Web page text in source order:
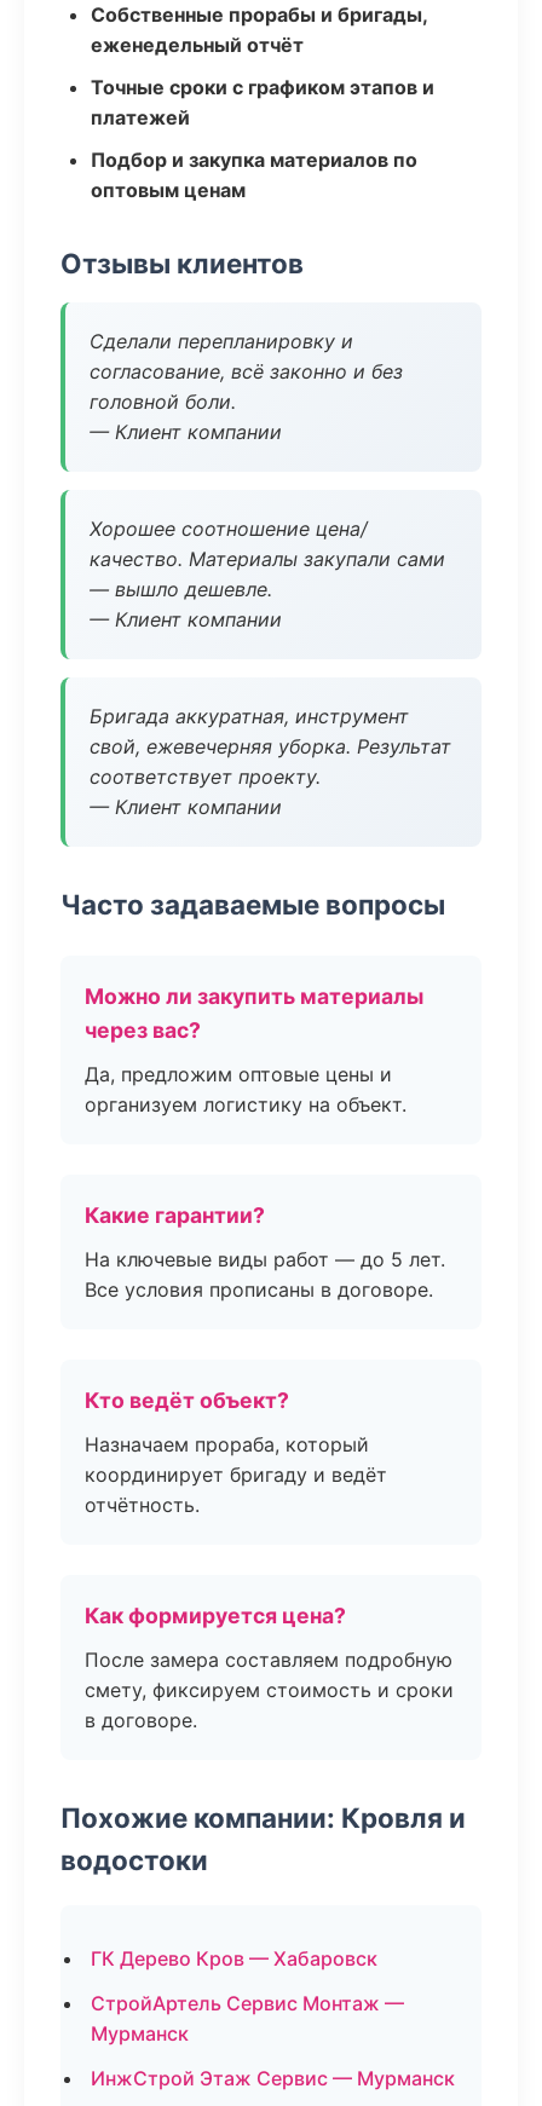
Собственные прорабы и бригады,
еженедельный отчёт
Точные сроки с графиком этапов и
платежей
Подбор и закупка материалов по
оптовым ценам
Отзывы клиентов
Сделали перепланировку и
согласование, всё законно и без
головной боли.
— Клиент компании
Хорошее соотношение цена/
качество. Материалы закупали сами
— вышло дешевле.
— Клиент компании
Бригада аккуратная, инструмент
свой, ежевечерняя уборка. Результат
соответствует проекту.
— Клиент компании
Часто задаваемые вопросы
Можно ли закупить материалы
через вас?
Да, предложим оптовые цены и
организуем логистику на объект.
Какие гарантии?
На ключевые виды работ — до 5 лет.
Все условия прописаны в договоре.
Кто ведёт объект?
Назначаем прораба, который
координирует бригаду и ведёт
отчётность.
Как формируется цена?
После замера составляем подробную
смету, фиксируем стоимость и сроки
в договоре.
Похожие компании: Кровля и
водостоки
ГК Дерево Кров — Хабаровск
СтройАртель Сервис Монтаж —
Мурманск
ИнжСтрой Этаж Сервис — Мурманск